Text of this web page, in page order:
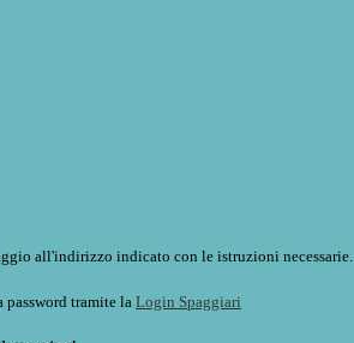
all'indirizzo indicato con le istruzioni necessarie.
password tramite la Login Spaggiari